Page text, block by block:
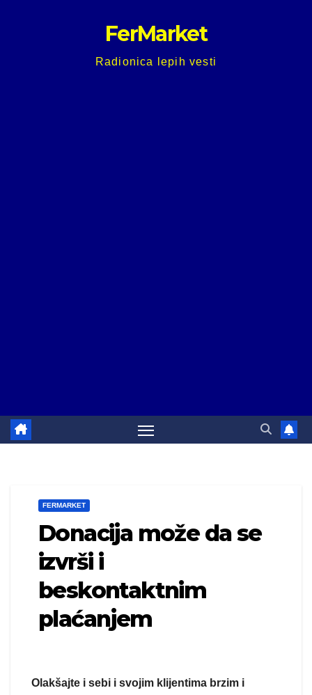
FerMarket
Radionica lepih vesti
FERMARKET
Donacija može da se
izvrši i
beskontaktnim
plaćanjem
Olakšajte i sebi i svojim klijentima brzim i